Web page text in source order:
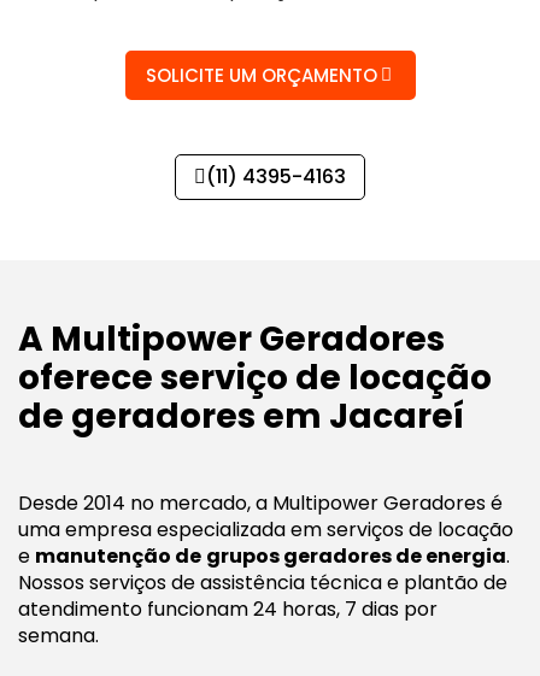
SOLICITE UM ORÇAMENTO
(11) 4395-4163
A Multipower Geradores
oferece serviço de locação
de geradores em Jacareí
Desde 2014 no mercado, a Multipower Geradores é
uma empresa especializada em serviços de locação
e manutenção de grupos geradores de energia.
Nossos serviços de assistência técnica e plantão de
atendimento funcionam 24 horas, 7 dias por
semana.